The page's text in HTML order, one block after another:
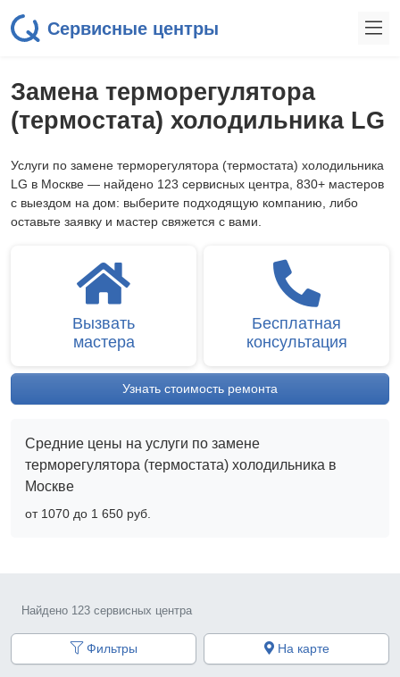
Сервисные центры
Замена терморегулятора
(термостата) холодильника LG
Услуги по замене терморегулятора (термостата) холодильника
LG в Москве — найдено 123 сервисных центра, 830+ мастеров
с выездом на дом: выберите подходящую компанию, либо
оставьте заявку и мастер свяжется с вами.
Вызвать
мастера
Бесплатная
консультация
Узнать стоимость ремонта
Средние цены на услуги по замене
терморегулятора (термостата) холодильника в
Москве
от 1070 до 1 650 pyб.
Найдено 123 сервисных центра
Фильтры На карте